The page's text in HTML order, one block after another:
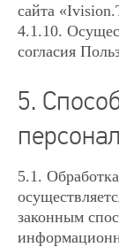
сайта
4.1.10.
согласия
5.
5.1.
законным